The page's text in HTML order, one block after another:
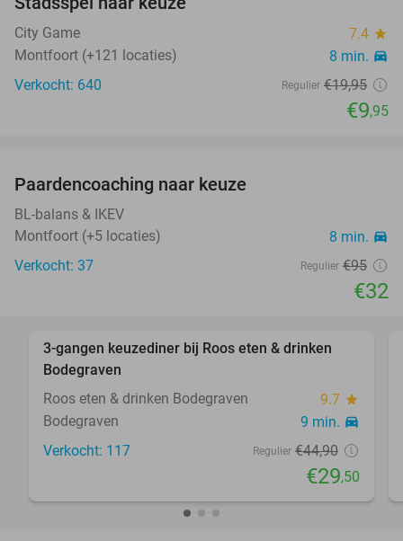
City Game 7.4 star
Montfoort (+121 locaties) 8 min. directions_car
Verkocht: 640 Regulier €19,95
€9,95
Paardencoaching naar keuze
BL-balans & IKEV
Montfoort (+5 locaties)
8 min. directions_car
Verkocht: 37 Regulier €95
€32
favorite_border
3-gangen keuzediner bij Roos eten & drinken
Bodegraven
Roos eten & drinken Bodegraven
9.7 star
Bodegraven 9 min. directions_car
Verkocht: 117 Regulier €44,90
€29,50